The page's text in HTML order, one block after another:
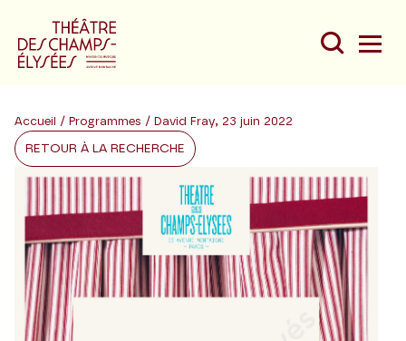
Au
Accueil / Programmes / David Fray, 23 juin 2022
RETOUR À LA RECHERCHE